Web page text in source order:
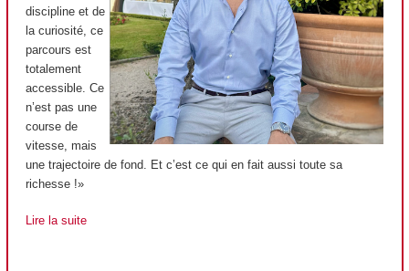
discipline et de
la curiosité, ce
parcours est
totalement
accessible. Ce
n’est pas une
course de
vitesse, mais
une trajectoire de fond. Et c’est ce qui en fait aussi toute sa
richesse !»
Lire la suite